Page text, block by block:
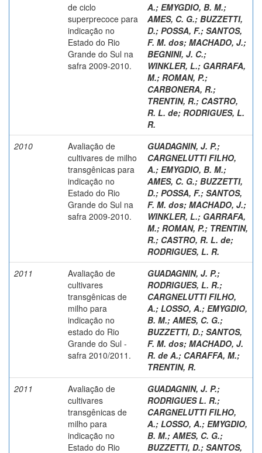
de ciclo
superprecoce para
indicação no
Estado do Rio
Grande do Sul na
safra 2009-2010.
A.; EMYGDIO, B. M.;
AMES, C. G.; BUZZETTI,
D.; POSSA, F.; SANTOS,
F. M. dos; MACHADO, J.;
BEGNINI, J. C.;
WINKLER, L.; GARRAFA,
M.; ROMAN, P.;
CARBONERA, R.;
TRENTIN, R.; CASTRO,
R. L. de; RODRIGUES, L.
R.
2010
Avaliação de
cultivares de milho
transgênicas para
indicação no
Estado do Rio
Grande do Sul na
safra 2009-2010.
GUADAGNIN, J. P.;
CARGNELUTTI FILHO,
A.; EMYGDIO, B. M.;
AMES, C. G.; BUZZETTI,
D.; POSSA, F.; SANTOS,
F. M. dos; MACHADO, J.;
WINKLER, L.; GARRAFA,
M.; ROMAN, P.; TRENTIN,
R.; CASTRO, R. L. de;
RODRIGUES, L. R.
2011
Avaliação de
cultivares
transgênicas de
milho para
indicação no
estado do Rio
Grande do Sul -
safra 2010/2011.
GUADAGNIN, J. P.;
RODRIGUES, L. R.;
CARGNELUTTI FILHO,
A.; LOSSO, A.; EMYGDIO,
B. M.; AMES, C. G.;
BUZZETTI, D.; SANTOS,
F. M. dos; MACHADO, J.
R. de A.; CARAFFA, M.;
TRENTIN, R.
2011
Avaliação de
cultivares
transgênicas de
milho para
indicação no
Estado do Rio
GUADAGNIN, J. P.;
RODRIGUES L. R.;
CARGNELUTTI FILHO,
A.; LOSSO, A.; EMYGDIO,
B. M.; AMES, C. G.;
BUZZETTI, D.; SANTOS,